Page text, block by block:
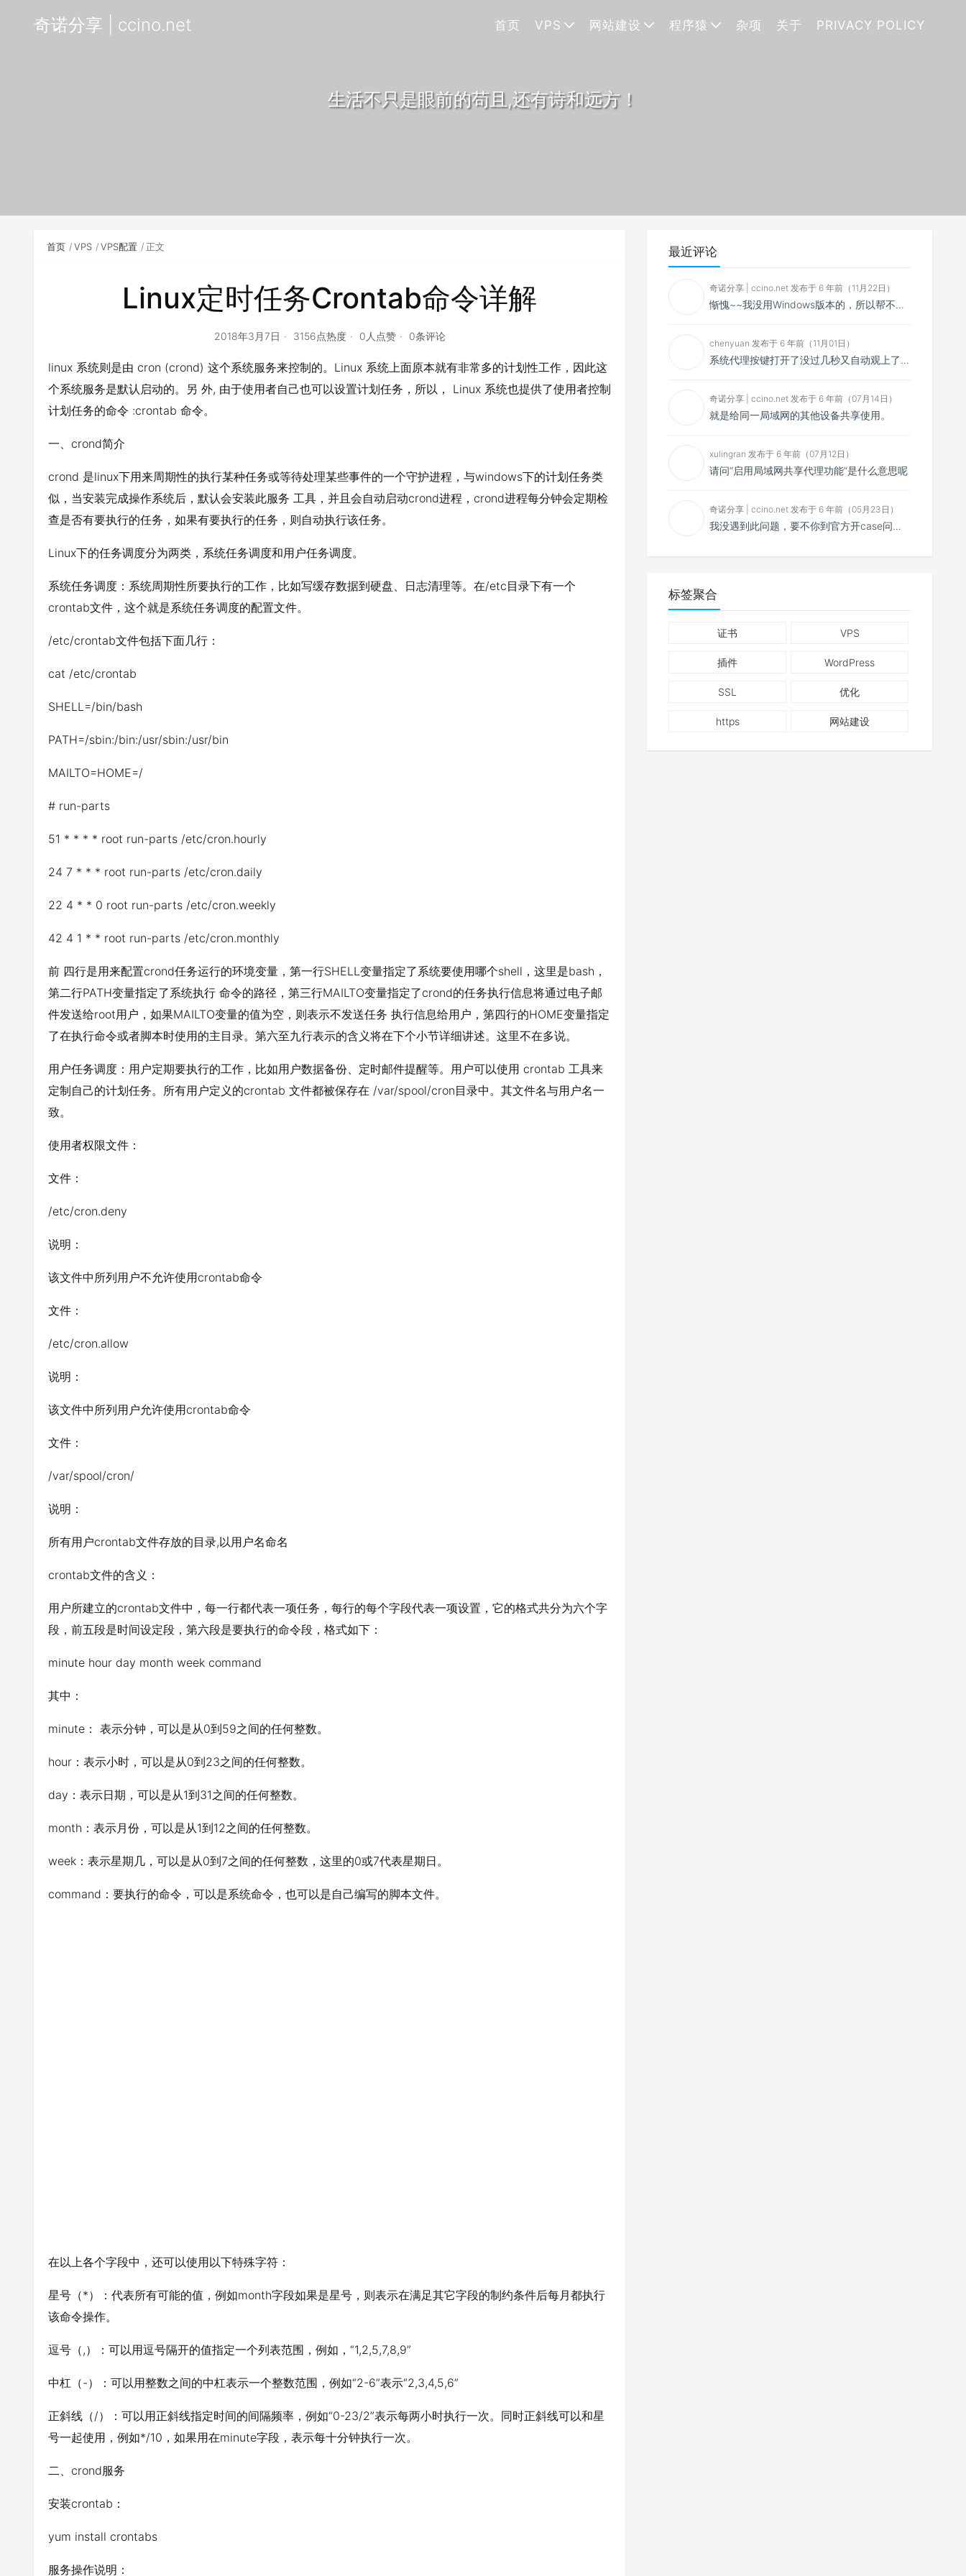
奇诺分享 | ccino.net 首页 VPS 网站建设 程序猿 杂项 关于 PRIVACY POLICY
生活不只是眼前的苟且,还有诗和远方！
首页 VPS VPS配置 正文
Linux定时任务Crontab命令详解
2018年3月7日 3156点热度 0人点赞 0条评论
linux 系统则是由 cron (crond) 这个系统服务来控制的。Linux 系统上面原本就有非常多的计划性工作，因此这
个系统服务是默认启动的。另 外, 由于使用者自己也可以设置计划任务，所以， Linux 系统也提供了使用者控制
计划任务的命令 :crontab 命令。
一、crond简介
crond 是linux下用来周期性的执行某种任务或等待处理某些事件的一个守护进程，与windows下的计划任务类
似，当安装完成操作系统后，默认会安装此服务 工具，并且会自动启动crond进程，crond进程每分钟会定期检
查是否有要执行的任务，如果有要执行的任务，则自动执行该任务。
Linux下的任务调度分为两类，系统任务调度和用户任务调度。
系统任务调度：系统周期性所要执行的工作，比如写缓存数据到硬盘、日志清理等。在/etc目录下有一个
crontab文件，这个就是系统任务调度的配置文件。
/etc/crontab文件包括下面几行：
cat /etc/crontab
SHELL=/bin/bash
PATH=/sbin:/bin:/usr/sbin:/usr/bin
MAILTO=HOME=/
# run-parts
51 * * * * root run-parts /etc/cron.hourly
24 7 * * * root run-parts /etc/cron.daily
22 4 * * 0 root run-parts /etc/cron.weekly
42 4 1 * * root run-parts /etc/cron.monthly
前 四行是用来配置crond任务运行的环境变量，第一行SHELL变量指定了系统要使用哪个shell，这里是bash，
第二行PATH变量指定了系统执行 命令的路径，第三行MAILTO变量指定了crond的任务执行信息将通过电子邮
件发送给root用户，如果MAILTO变量的值为空，则表示不发送任务 执行信息给用户，第四行的HOME变量指定
了在执行命令或者脚本时使用的主目录。第六至九行表示的含义将在下个小节详细讲述。这里不在多说。
用户任务调度：用户定期要执行的工作，比如用户数据备份、定时邮件提醒等。用户可以使用 crontab 工具来
定制自己的计划任务。所有用户定义的crontab 文件都被保存在 /var/spool/cron目录中。其文件名与用户名一
致。
使用者权限文件：
文件：
/etc/cron.deny
说明：
该文件中所列用户不允许使用crontab命令
文件：
/etc/cron.allow
说明：
该文件中所列用户允许使用crontab命令
文件：
/var/spool/cron/
说明：
所有用户crontab文件存放的目录,以用户名命名
crontab文件的含义：
用户所建立的crontab文件中，每一行都代表一项任务，每行的每个字段代表一项设置，它的格式共分为六个字
段，前五段是时间设定段，第六段是要执行的命令段，格式如下：
minute hour day month week command
其中：
minute： 表示分钟，可以是从0到59之间的任何整数。
hour：表示小时，可以是从0到23之间的任何整数。
day：表示日期，可以是从1到31之间的任何整数。
month：表示月份，可以是从1到12之间的任何整数。
week：表示星期几，可以是从0到7之间的任何整数，这里的0或7代表星期日。
command：要执行的命令，可以是系统命令，也可以是自己编写的脚本文件。
在以上各个字段中，还可以使用以下特殊字符：
星号（*）：代表所有可能的值，例如month字段如果是星号，则表示在满足其它字段的制约条件后每月都执行
该命令操作。
逗号（,）：可以用逗号隔开的值指定一个列表范围，例如，“1,2,5,7,8,9”
中杠（-）：可以用整数之间的中杠表示一个整数范围，例如“2-6”表示“2,3,4,5,6”
正斜线（/）：可以用正斜线指定时间的间隔频率，例如“0-23/2”表示每两小时执行一次。同时正斜线可以和星
号一起使用，例如*/10，如果用在minute字段，表示每十分钟执行一次。
二、crond服务
安装crontab：
yum install crontabs
服务操作说明：
最近评论
奇诺分享 | ccino.net 发布于 6 年前（11月22日）
惭愧~~我没用Windows版本的，所以帮不了你~~
chenyuan 发布于 6 年前（11月01日）
系统代理按键打开了没过几秒又自动观上了，导致一直打开不了，是什么问题呢？感谢大佬，请帮帮忙！谢谢！
奇诺分享 | ccino.net 发布于 6 年前（07月14日）
就是给同一局域网的其他设备共享使用。
xulingran 发布于 6 年前（07月12日）
请问“启用局域网共享代理功能”是什么意思呢
奇诺分享 | ccino.net 发布于 6 年前（05月23日）
我没遇到此问题，要不你到官方开case问问看？
标签聚合
证书 VPS
插件 WordPress
SSL 优化
https 网站建设